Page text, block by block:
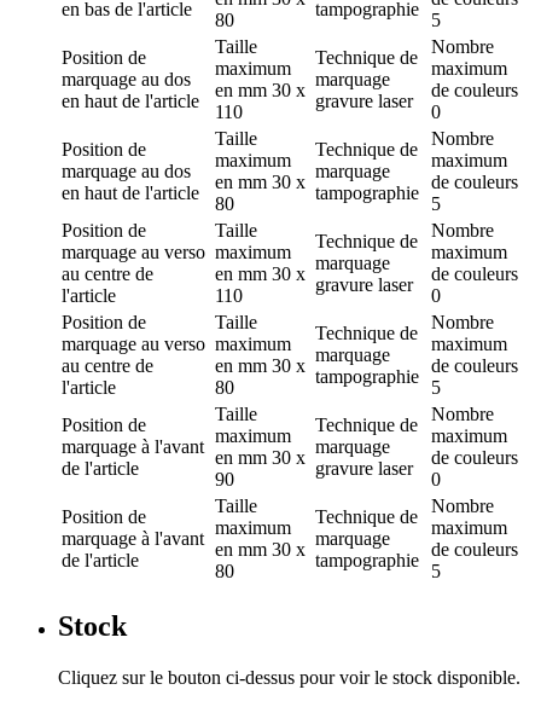
en bas de l'article
80
tampographie
5
Position de
marquage au dos
en haut de l'article
Taille
maximum
en mm 30 x
110
Technique de
marquage
gravure laser
Nombre
maximum
de couleurs
0
Position de
marquage au dos
en haut de l'article
Taille
maximum
en mm 30 x
80
Technique de
marquage
tampographie
Nombre
maximum
de couleurs
5
Position de
marquage au verso
au centre de
l'article
Taille
maximum
en mm 30 x
110
Technique de
marquage
gravure laser
Nombre
maximum
de couleurs
0
Position de
marquage au verso
au centre de
l'article
Taille
maximum
en mm 30 x
80
Technique de
marquage
tampographie
Nombre
maximum
de couleurs
5
Position de
marquage à l'avant
de l'article
Taille
maximum
en mm 30 x
90
Technique de
marquage
gravure laser
Nombre
maximum
de couleurs
0
Position de
marquage à l'avant
de l'article
Taille
maximum
en mm 30 x
80
Technique de
marquage
tampographie
Nombre
maximum
de couleurs
5
Stock
Cliquez sur le bouton ci-dessus pour voir le stock disponible.